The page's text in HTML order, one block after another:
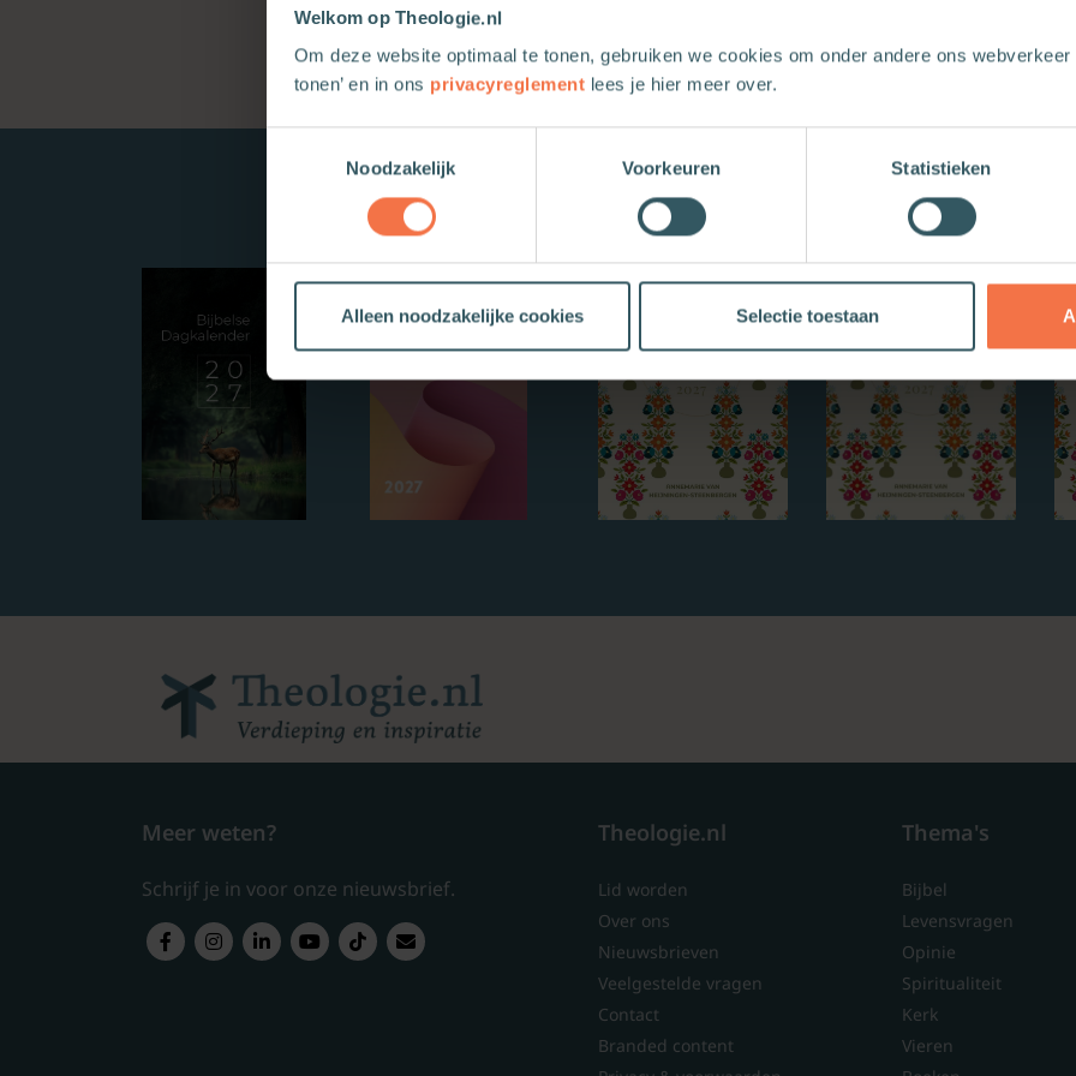
Welkom op Theologie.nl
Om deze website optimaal te tonen, gebruiken we cookies om onder andere ons webverkeer
tonen’ en in ons privacyreglement lees je hier meer over.
Noodzakelijk
Voorkeuren Statistieken
Alleen noodzakelijke cookies Selectie toestaan
Nieuwe boeken
Meer weten?
Schrijf je in voor onze nieuwsbrief.
Theologie.nl
Lid worden
Over ons
Nieuwsbrieven
Veelgestelde vragen
Contact
Branded content
Thema's
Bijbel
Levensvragen
Opinie
Spiritualiteit
Kerk
Vieren